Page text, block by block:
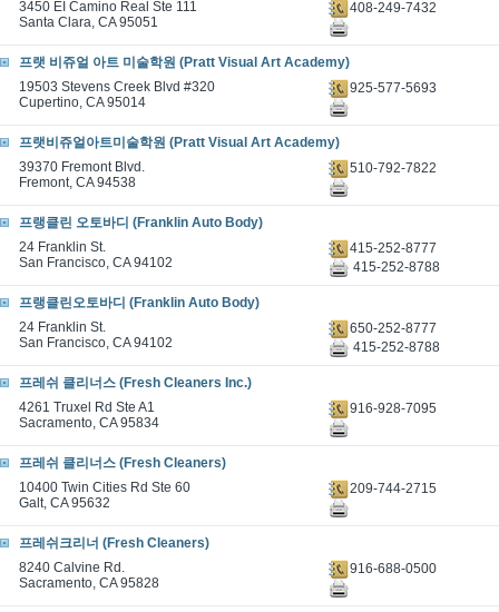
3450 EI Camino Real Ste 111
Santa Clara, CA 95051
408-249-7432
프랫 비쥬얼 아트 미술학원 (Pratt Visual Art Academy)
19503 Stevens Creek Blvd #320
Cupertino, CA 95014
925-577-5693
프랫비쥬얼아트미술학원 (Pratt Visual Art Academy)
39370 Fremont Blvd.
Fremont, CA 94538
510-792-7822
프랭클린 오토바디 (Franklin Auto Body)
24 Franklin St.
San Francisco, CA 94102
415-252-8777
415-252-8788
프랭클린오토바디 (Franklin Auto Body)
24 Franklin St.
San Francisco, CA 94102
650-252-8777
415-252-8788
프레쉬 클리너스 (Fresh Cleaners Inc.)
4261 Truxel Rd Ste A1
Sacramento, CA 95834
916-928-7095
프레쉬 클리너스 (Fresh Cleaners)
10400 Twin Cities Rd Ste 60
Galt, CA 95632
209-744-2715
프레쉬크리너 (Fresh Cleaners)
8240 Calvine Rd.
Sacramento, CA 95828
916-688-0500